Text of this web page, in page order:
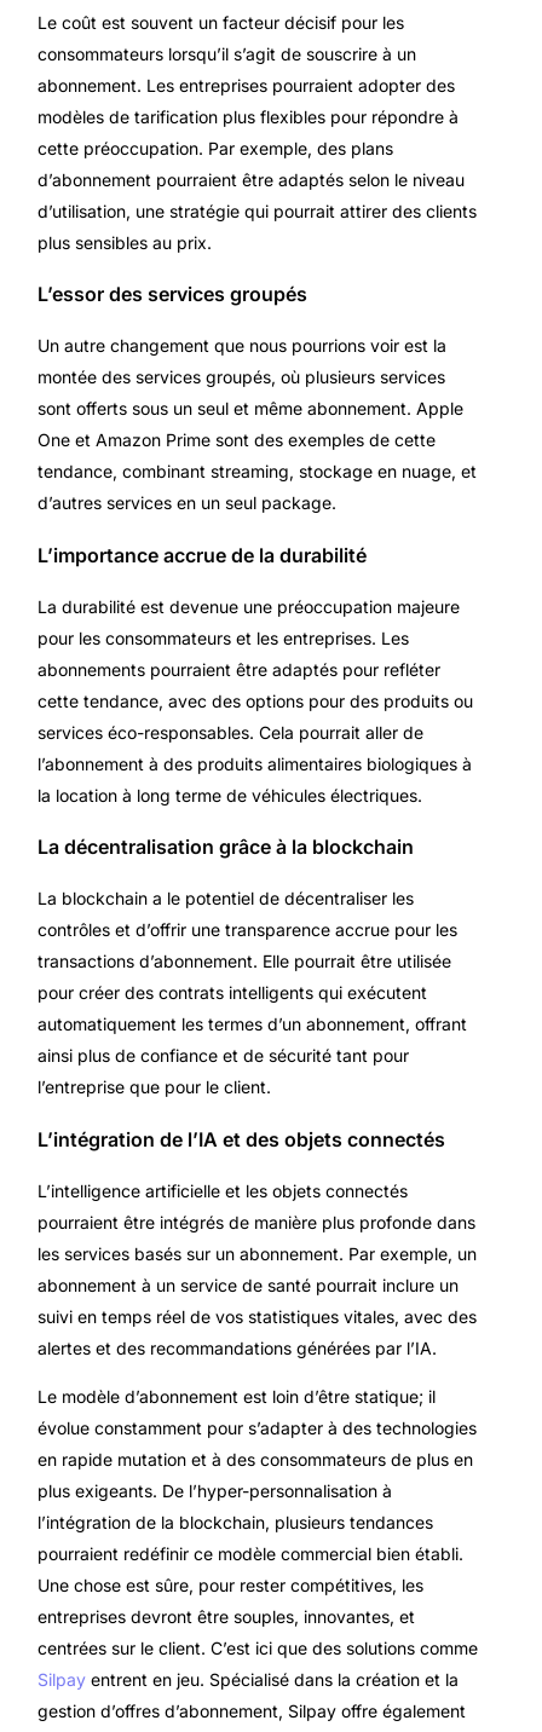
Le coût est souvent un facteur décisif pour les
consommateurs lorsqu’il s’agit de souscrire à un
abonnement. Les entreprises pourraient adopter des
modèles de tarification plus flexibles pour répondre à
cette préoccupation. Par exemple, des plans
d’abonnement pourraient être adaptés selon le niveau
d’utilisation, une stratégie qui pourrait attirer des clients
plus sensibles au prix.
L’essor des services groupés
Un autre changement que nous pourrions voir est la
montée des services groupés, où plusieurs services
sont offerts sous un seul et même abonnement. Apple
One et Amazon Prime sont des exemples de cette
tendance, combinant streaming, stockage en nuage, et
d’autres services en un seul package.
L’importance accrue de la durabilité
La durabilité est devenue une préoccupation majeure
pour les consommateurs et les entreprises. Les
abonnements pourraient être adaptés pour refléter
cette tendance, avec des options pour des produits ou
services éco-responsables. Cela pourrait aller de
l’abonnement à des produits alimentaires biologiques à
la location à long terme de véhicules électriques.
La décentralisation grâce à la blockchain
La blockchain a le potentiel de décentraliser les
contrôles et d’offrir une transparence accrue pour les
transactions d’abonnement. Elle pourrait être utilisée
pour créer des contrats intelligents qui exécutent
automatiquement les termes d’un abonnement, offrant
ainsi plus de confiance et de sécurité tant pour
l’entreprise que pour le client.
L’intégration de l’IA et des objets connectés
L’intelligence artificielle et les objets connectés
pourraient être intégrés de manière plus profonde dans
les services basés sur un abonnement. Par exemple, un
abonnement à un service de santé pourrait inclure un
suivi en temps réel de vos statistiques vitales, avec des
alertes et des recommandations générées par l’IA.
Le modèle d’abonnement est loin d’être statique; il
évolue constamment pour s’adapter à des technologies
en rapide mutation et à des consommateurs de plus en
plus exigeants. De l’hyper-personnalisation à
l’intégration de la blockchain, plusieurs tendances
pourraient redéfinir ce modèle commercial bien établi.
Une chose est sûre, pour rester compétitives, les
entreprises devront être souples, innovantes, et
centrées sur le client. C’est ici que des solutions comme
Silpay entrent en jeu. Spécialisé dans la création et la
gestion d’offres d’abonnement, Silpay offre également